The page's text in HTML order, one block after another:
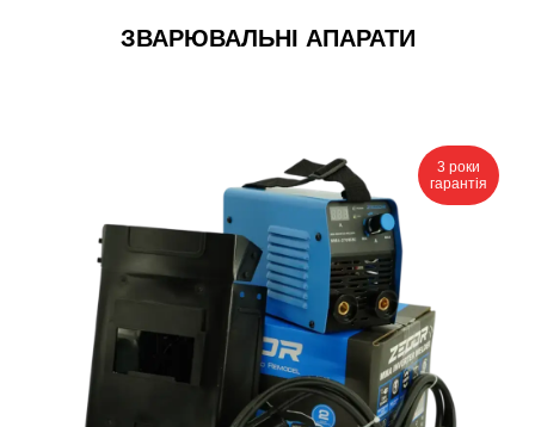
ЗВАРЮВАЛЬНІ АПАРАТИ
3 роки
гарантія